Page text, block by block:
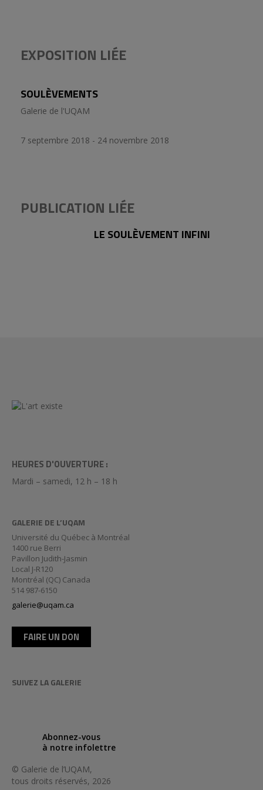
EXPOSITION LIÉE
SOULÈVEMENTS
Galerie de l'UQAM
7 septembre 2018 - 24 novembre 2018
PUBLICATION LIÉE
LE SOULÈVEMENT INFINI
HEURES D'OUVERTURE :
Mardi – samedi, 12 h – 18 h
GALERIE DE L’UQAM
Université du Québec à Montréal
1400 rue Berri
Pavillon Judith-Jasmin
Local J-R120
Montréal (QC) Canada
514 987-6150
galerie@uqam.ca
FAIRE UN DON
SUIVEZ LA GALERIE
Abonnez-vous
à notre infolettre
© Galerie de l’UQAM,
tous droits réservés, 2026